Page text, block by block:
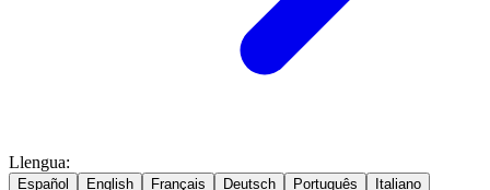
Llengua:
Español English Français Deutsch Português Italiano